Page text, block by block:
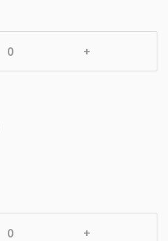
+
+